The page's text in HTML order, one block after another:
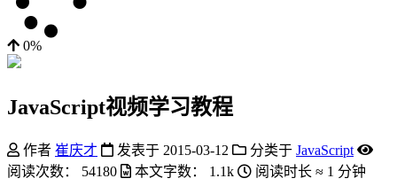
0%
JavaScript视频学习教程
作者 崔庆才 发表于 2015-03-12 分类于 JavaScript
阅读次数：
54180 本文字数： 1.1k 阅读时长 ≈ 1 分钟